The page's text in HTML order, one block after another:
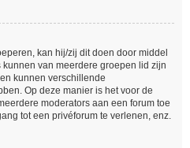
kan hij/zij dit doen door middel
van meerdere groepen lid zijn
kunnen verschillende
Op deze manier is het voor de
moderators aan een forum toe
tot een privéforum te verlenen, enz.